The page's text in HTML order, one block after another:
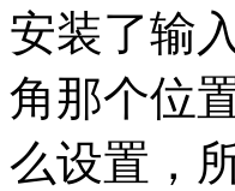
安装了输
角那个位
么设置，